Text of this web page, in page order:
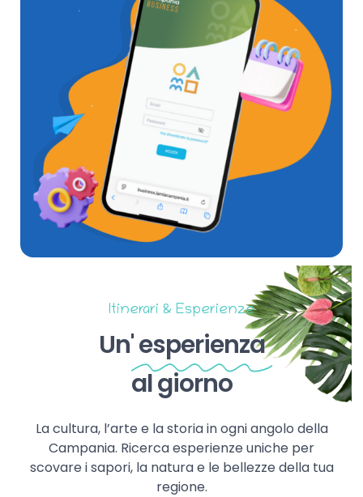
Itinerari & Esperienze
Un'esperienza
al giorno
La cultura, l’arte e la storia in ogni angolo della
Campania. Ricerca esperienze uniche per
scovare i sapori, la natura e le bellezze della tua
regione.